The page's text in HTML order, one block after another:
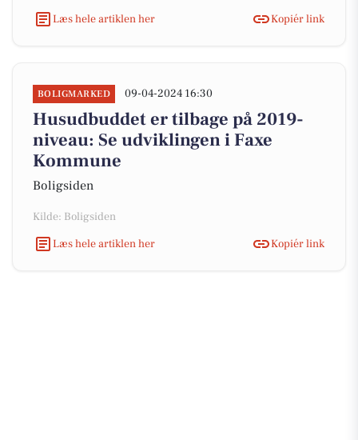
Læs hele artiklen her
Kopiér link
BOLIGMARKED 09-04-2024 16:30
Husudbuddet er tilbage på 2019-
niveau: Se udviklingen i Faxe
Kommune
Boligsiden
Kilde: Boligsiden
Læs hele artiklen her
Kopiér link